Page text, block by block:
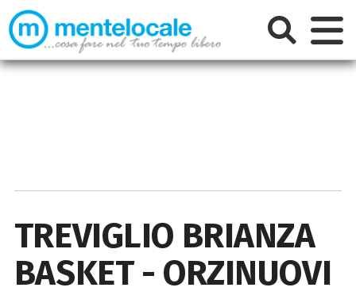
TREVIGLIO BRIANZA
BASKET - ORZINUOVI